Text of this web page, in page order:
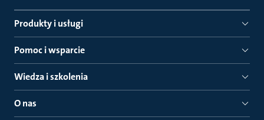
Produkty i usługi
Pomoc i wsparcie
Wiedza i szkolenia
O nas